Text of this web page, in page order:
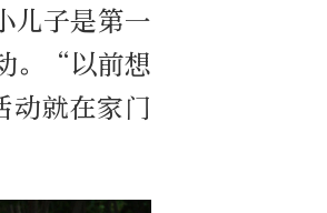
儿子是第一
。“以前想
就在家门